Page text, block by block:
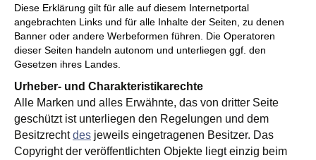
Diese Erklärung gilt für alle auf diesem Internetportal
angebrachten Links und für alle Inhalte der Seiten, zu denen
Banner oder andere Werbeformen führen. Die Operatoren
dieser Seiten handeln autonom und unterliegen ggf. den
Gesetzen ihres Landes.
Urheber- und Charakteristikarechte
Alle Marken und alles Erwähnte, das von dritter Seite
geschützt ist unterliegen den Regelungen und dem
Besitzrechtdes jeweils eingetragenen Besitzer. Das
Copyright der veröffentlichten Objekte liegt einzig beim